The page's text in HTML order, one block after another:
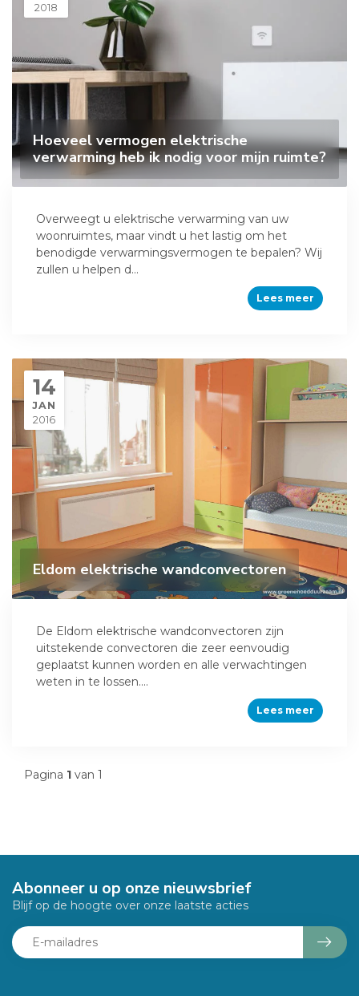
2018
Hoeveel vermogen elektrische
verwarming heb ik nodig voor mijn ruimte?
Overweegt u elektrische verwarming van uw
woonruimtes, maar vindt u het lastig om het
benodigde verwarmingsvermogen te bepalen? Wij
zullen u helpen d...
Lees meer
14
JAN
2016
Eldom elektrische wandconvectoren
De Eldom elektrische wandconvectoren zijn
uitstekende convectoren die zeer eenvoudig
geplaatst kunnen worden en alle verwachtingen
weten in te lossen....
Lees meer
Pagina 1 van 1
Abonneer u op onze nieuwsbrief
Blijf op de hoogte over onze laatste acties